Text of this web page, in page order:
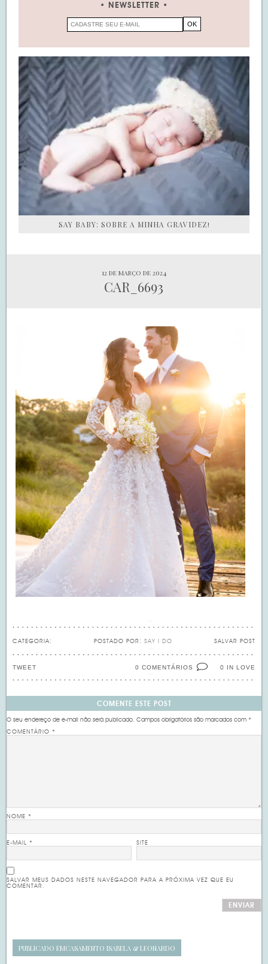
NEWSLETTER
SAY BABY: SOBRE A MINHA GRAVIDEZ!
12 de março de 2024
CAR_6693
CATEGORIA: SALVAR POST
POSTADO POR: SAY I DO
0 IN LOVE
0 COMENTÁRIOS
TWEET
COMENTE ESTE POST
O seu endereço de e-mail não será publicado. Campos obrigatórios são marcados com*
COMENTÁRIO*
NOME*
E-MAIL* SITE
SALVAR MEUS DADOS NESTE NAVEGADOR PARA A PRÓXIMA VEZ QUE EU
COMENTAR.
PUBLICADO EMCASAMENTO ISABELA & LEONARDO